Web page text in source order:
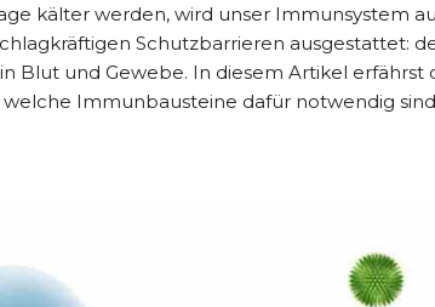
kälter werden, wird unser Immunsystem
Schutzbarrieren ausgestattet:
Blut und Gewebe. In diesem Artikel erfährst
Immunbausteine dafür notwendig